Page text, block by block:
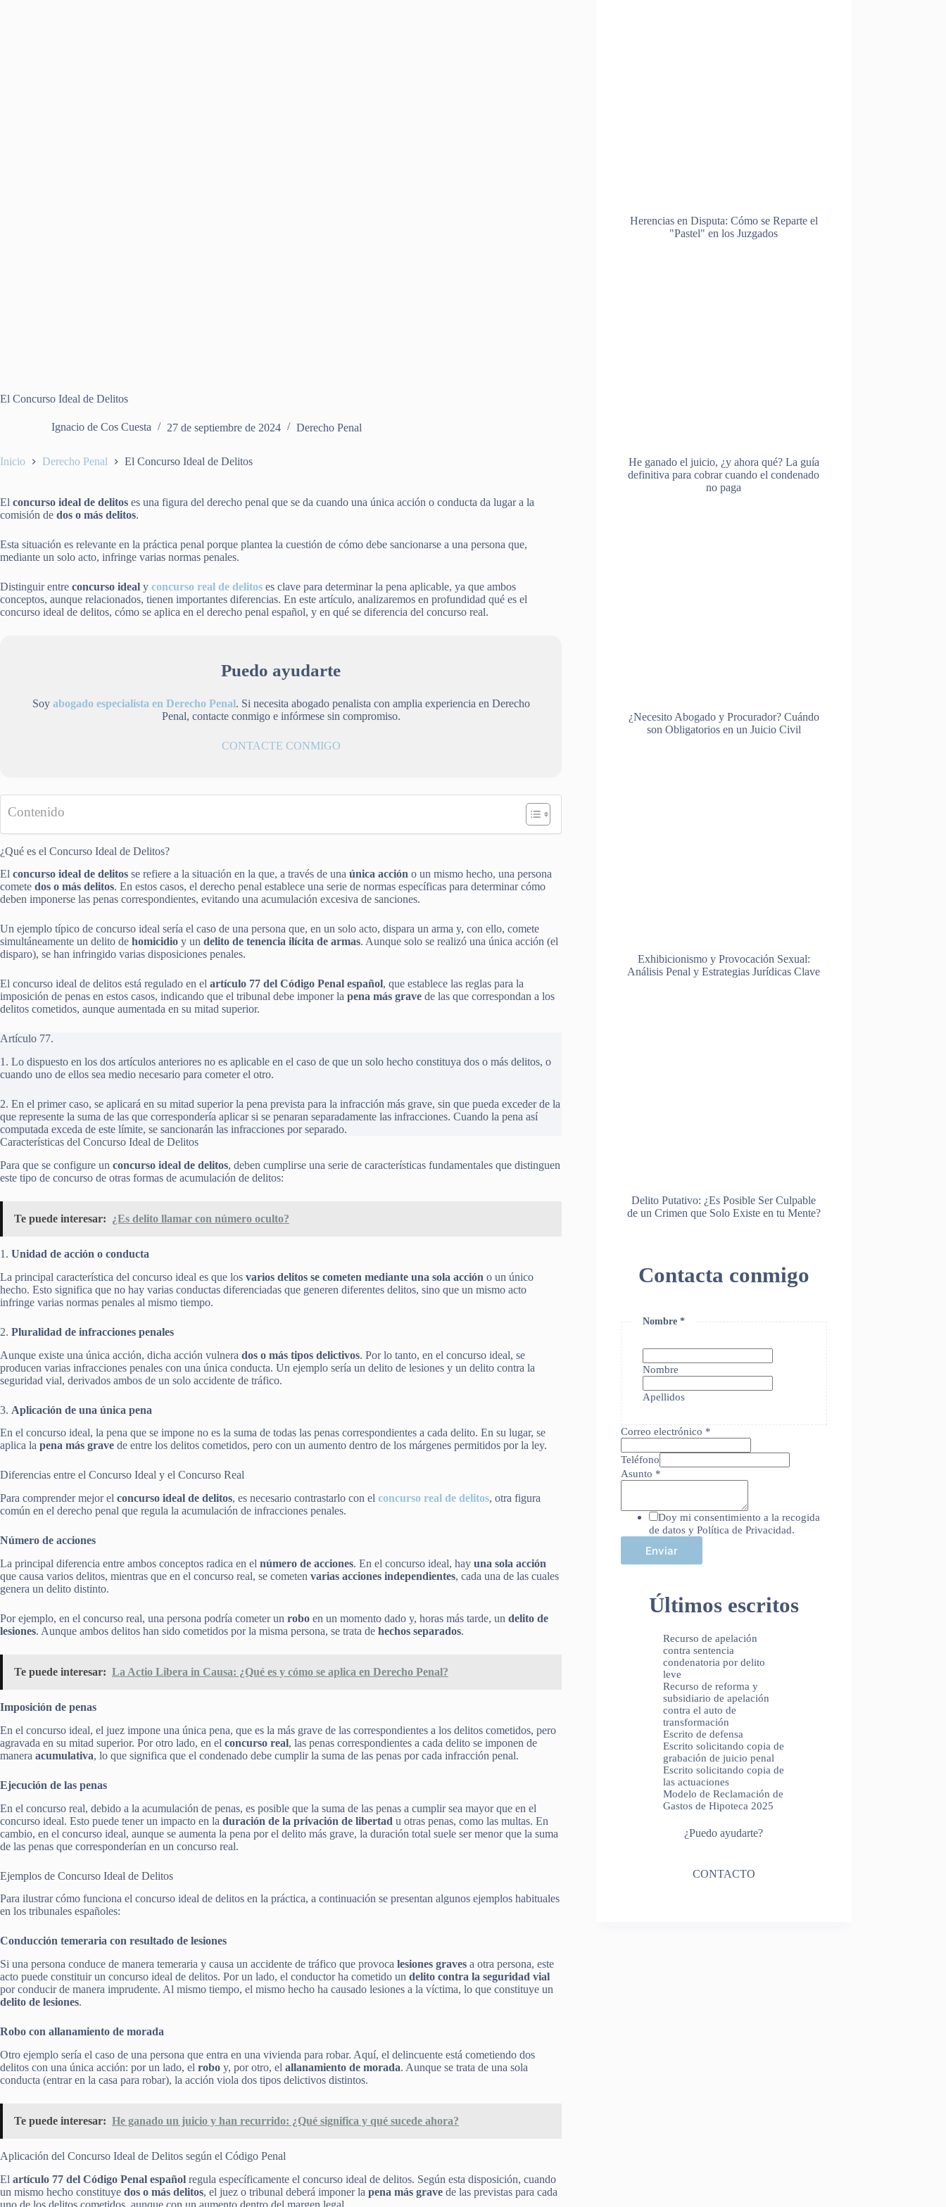
El Concurso Ideal de Delitos
Ignacio de Cos Cuesta 27 de septiembre de 2024 Derecho Penal
Inicio Derecho Penal El Concurso Ideal de Delitos
El concurso ideal de delitos es una figura del derecho penal que se da cuando una única acción o conducta da lugar a la
comisión de dos o más delitos.
Esta situación es relevante en la práctica penal porque plantea la cuestión de cómo debe sancionarse a una persona que,
mediante un solo acto, infringe varias normas penales.
Distinguir entre concurso ideal y concurso real de delitos es clave para determinar la pena aplicable, ya que ambos
conceptos, aunque relacionados, tienen importantes diferencias. En este artículo, analizaremos en profundidad qué es el
concurso ideal de delitos, cómo se aplica en el derecho penal español, y en qué se diferencia del concurso real.
Puedo ayudarte
Soy abogado especialista en Derecho Penal. Si necesita abogado penalista con amplia experiencia en Derecho
Penal, contacte conmigo e infórmese sin compromiso.
CONTACTE CONMIGO
Contenido
¿Qué es el Concurso Ideal de Delitos?
El concurso ideal de delitos se refiere a la situación en la que, a través de una única acción o un mismo hecho, una persona
comete dos o más delitos. En estos casos, el derecho penal establece una serie de normas específicas para determinar cómo
deben imponerse las penas correspondientes, evitando una acumulación excesiva de sanciones.
Un ejemplo típico de concurso ideal sería el caso de una persona que, en un solo acto, dispara un arma y, con ello, comete
simultáneamente un delito de homicidio y un delito de tenencia ilícita de armas. Aunque solo se realizó una única acción (el
disparo), se han infringido varias disposiciones penales.
El concurso ideal de delitos está regulado en el artículo 77 del Código Penal español, que establece las reglas para la
imposición de penas en estos casos, indicando que el tribunal debe imponer la pena más grave de las que correspondan a los
delitos cometidos, aunque aumentada en su mitad superior.
Artículo 77.
1. Lo dispuesto en los dos artículos anteriores no es aplicable en el caso de que un solo hecho constituya dos o más delitos, o
cuando uno de ellos sea medio necesario para cometer el otro.
2. En el primer caso, se aplicará en su mitad superior la pena prevista para la infracción más grave, sin que pueda exceder de la
que represente la suma de las que correspondería aplicar si se penaran separadamente las infracciones. Cuando la pena así
computada exceda de este límite, se sancionarán las infracciones por separado.
Características del Concurso Ideal de Delitos
Para que se configure un concurso ideal de delitos, deben cumplirse una serie de características fundamentales que distinguen
este tipo de concurso de otras formas de acumulación de delitos:
Te puede interesar: ¿Es delito llamar con número oculto?
1. Unidad de acción o conducta
La principal característica del concurso ideal es que los varios delitos se cometen mediante una sola acción o un único
hecho. Esto significa que no hay varias conductas diferenciadas que generen diferentes delitos, sino que un mismo acto
infringe varias normas penales al mismo tiempo.
2. Pluralidad de infracciones penales
Aunque existe una única acción, dicha acción vulnera dos o más tipos delictivos. Por lo tanto, en el concurso ideal, se
producen varias infracciones penales con una única conducta. Un ejemplo sería un delito de lesiones y un delito contra la
seguridad vial, derivados ambos de un solo accidente de tráfico.
3. Aplicación de una única pena
En el concurso ideal, la pena que se impone no es la suma de todas las penas correspondientes a cada delito. En su lugar, se
aplica la pena más grave de entre los delitos cometidos, pero con un aumento dentro de los márgenes permitidos por la ley.
Diferencias entre el Concurso Ideal y el Concurso Real
Para comprender mejor el concurso ideal de delitos, es necesario contrastarlo con el concurso real de delitos, otra figura
común en el derecho penal que regula la acumulación de infracciones penales.
Número de acciones
La principal diferencia entre ambos conceptos radica en el número de acciones. En el concurso ideal, hay una sola acción
que causa varios delitos, mientras que en el concurso real, se cometen varias acciones independientes, cada una de las cuales
genera un delito distinto.
Por ejemplo, en el concurso real, una persona podría cometer un robo en un momento dado y, horas más tarde, un delito de
lesiones. Aunque ambos delitos han sido cometidos por la misma persona, se trata de hechos separados.
Te puede interesar: La Actio Libera in Causa: ¿Qué es y cómo se aplica en Derecho Penal?
Imposición de penas
En el concurso ideal, el juez impone una única pena, que es la más grave de las correspondientes a los delitos cometidos, pero
agravada en su mitad superior. Por otro lado, en el concurso real, las penas correspondientes a cada delito se imponen de
manera acumulativa, lo que significa que el condenado debe cumplir la suma de las penas por cada infracción penal.
Ejecución de las penas
En el concurso real, debido a la acumulación de penas, es posible que la suma de las penas a cumplir sea mayor que en el
concurso ideal. Esto puede tener un impacto en la duración de la privación de libertad u otras penas, como las multas. En
cambio, en el concurso ideal, aunque se aumenta la pena por el delito más grave, la duración total suele ser menor que la suma
de las penas que corresponderían en un concurso real.
Ejemplos de Concurso Ideal de Delitos
Para ilustrar cómo funciona el concurso ideal de delitos en la práctica, a continuación se presentan algunos ejemplos habituales
en los tribunales españoles:
Conducción temeraria con resultado de lesiones
Si una persona conduce de manera temeraria y causa un accidente de tráfico que provoca lesiones graves a otra persona, este
acto puede constituir un concurso ideal de delitos. Por un lado, el conductor ha cometido un delito contra la seguridad vial
por conducir de manera imprudente. Al mismo tiempo, el mismo hecho ha causado lesiones a la víctima, lo que constituye un
delito de lesiones.
Robo con allanamiento de morada
Otro ejemplo sería el caso de una persona que entra en una vivienda para robar. Aquí, el delincuente está cometiendo dos
delitos con una única acción: por un lado, el robo y, por otro, el allanamiento de morada. Aunque se trata de una sola
conducta (entrar en la casa para robar), la acción viola dos tipos delictivos distintos.
Te puede interesar: He ganado un juicio y han recurrido: ¿Qué significa y qué sucede ahora?
Aplicación del Concurso Ideal de Delitos según el Código Penal
El artículo 77 del Código Penal español regula específicamente el concurso ideal de delitos. Según esta disposición, cuando
un mismo hecho constituye dos o más delitos, el juez o tribunal deberá imponer la pena más grave de las previstas para cada
uno de los delitos cometidos, aunque con un aumento dentro del margen legal.
Herencias en Disputa: Cómo se Reparte el
"Pastel" en los Juzgados
He ganado el juicio, ¿y ahora qué? La guía
definitiva para cobrar cuando el condenado
no paga
¿Necesito Abogado y Procurador? Cuándo
son Obligatorios en un Juicio Civil
Exhibicionismo y Provocación Sexual:
Análisis Penal y Estrategias Jurídicas Clave
Delito Putativo: ¿Es Posible Ser Culpable
de un Crimen que Solo Existe en tu Mente?
Contacta conmigo
Nombre *
Nombre
Apellidos
Correo electrónico *
Teléfono
Asunto *
Doy mi consentimiento a la recogida
de datos y Política de Privacidad.
Enviar
Últimos escritos
Recurso de apelación
contra sentencia
condenatoria por delito
leve
Recurso de reforma y
subsidiario de apelación
contra el auto de
transformación
Escrito de defensa
Escrito solicitando copia de
grabación de juicio penal
Escrito solicitando copia de
las actuaciones
Modelo de Reclamación de
Gastos de Hipoteca 2025
¿Puedo ayudarte?
CONTACTO